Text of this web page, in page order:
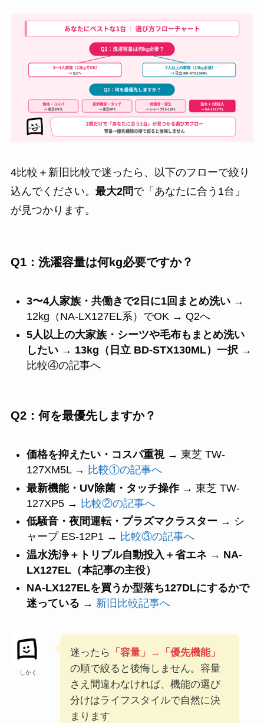
4比較＋新旧比較で迷ったら、以下のフローで絞り
込んでください。 最大2問で「あなたに合う1台」
が見つかります。
Q1：洗濯容量は何kg必要ですか？
3〜4人家族・共働きで2日に1回まとめ洗い→
12kg（NA-LX127EL系）でOK → Q2へ
5人以上の大家族・シーツや毛布もまとめ洗い
したい→ 13kg（日立 BD-STX130ML）一択 →
比較④の記事へ
Q2：何を最優先しますか？
価格を抑えたい・コスパ重視→ 東芝 TW-
127XM5L → 比較①の記事へ
最新機能・UV除菌・タッチ操作→ 東芝 TW-
127XP5 → 比較②の記事へ
低騒音・夜間運転・プラズマクラスター→ シ
ャープ ES-12P1 → 比較③の記事へ
温水洗浄＋トリプル自動投入＋省エネ → NA-
LX127EL（本記事の主役）
NA-LX127ELを買うか型落ち127DLにするかで
迷っている → 新旧比較記事へ
しかく
迷ったら
「容量」→「優先機能」
の順で絞ると後悔しません。容量
さえ間違わなければ、機能の選び
分けはライフスタイルで自然に決
まります